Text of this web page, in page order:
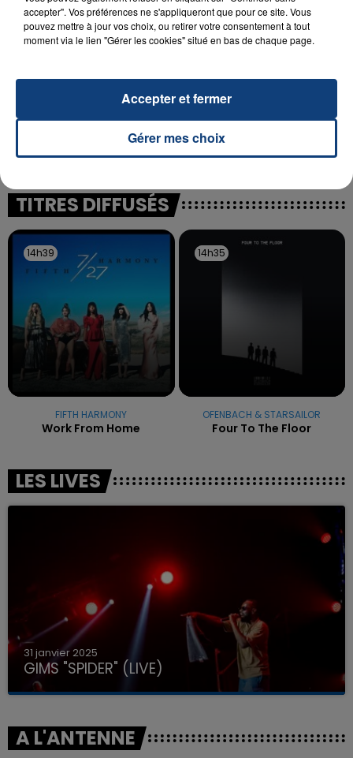
UNE ADOLESCENTE DEVANT SE FAIRE
OPÉRER DE LA CHEVILLE RESSORT DE LA...
La famille a porté plainte contre la clinique qui a
excuses.
TITRES DIFFUSÉS
14h39
14h39
FIFTH HARMONY
Work From Home
14h35
14h35
OFENBACH & STARSAILOR
Four To The Floor
LES LIVES
31 janvier 2025
GIMS "SPIDER" (LIVE)
A L'ANTENNE
accepter". Vos préférences ne s'appliqueront que pour ce site. Vous
pouvez mettre à jour vos choix, ou retirer votre consentement à tout
moment via le lien "Gérer les cookies" situé en bas de chaque page.
Gérer mes choix
Accepter et fermer